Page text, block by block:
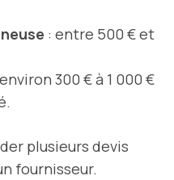
: entre 500 € et
300 € à 1 000 €
plusieurs devis
fournisseur.